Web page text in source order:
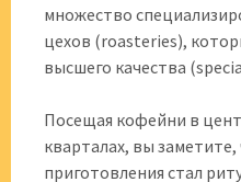
множество
цехов (roasteries),
высшего качества
Посещая кофейни в
кварталах, вы
приготовления стал